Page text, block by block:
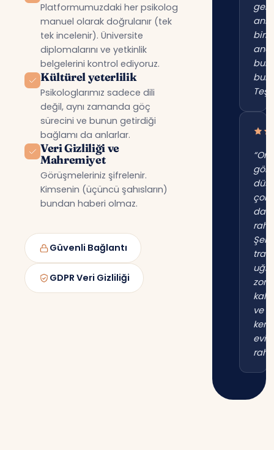
Platformumuzdaki her psikolog
manuel olarak doğrulanır (tek
tek incelenir). Üniversite
diplomalarını ve yetkinlik
belgelerini kontrol ediyoruz.
Kültürel yeterlilik
Psikologlarımız sadece dili
değil, aynı zamanda göç
sürecini ve bunun getirdiği
bağlamı da anlarlar.
Veri Gizliliği ve
Mahremiyet
Görüşmeleriniz şifrelenir.
Kimsenin (üçüncü şahısların)
bundan haberi olmaz.
Güvenli Bağlantı
GDPR Veri Gizliliği
çok
ve